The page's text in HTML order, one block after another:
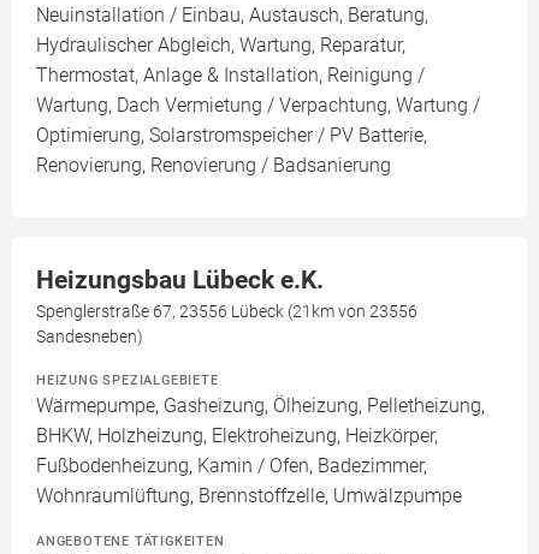
Neuinstallation / Einbau, Austausch, Beratung,
Hydraulischer Abgleich, Wartung, Reparatur,
Thermostat, Anlage & Installation, Reinigung /
Wartung, Dach Vermietung / Verpachtung, Wartung /
Optimierung, Solarstromspeicher / PV Batterie,
Renovierung, Renovierung / Badsanierung
Heizungsbau Lübeck e.K.
Spenglerstraße 67, 23556 Lübeck (21km von 23556
Sandesneben)
HEIZUNG SPEZIALGEBIETE
Wärmepumpe, Gasheizung, Ölheizung, Pelletheizung,
BHKW, Holzheizung, Elektroheizung, Heizkörper,
Fußbodenheizung, Kamin / Ofen, Badezimmer,
Wohnraumlüftung, Brennstoffzelle, Umwälzpumpe
ANGEBOTENE TÄTIGKEITEN